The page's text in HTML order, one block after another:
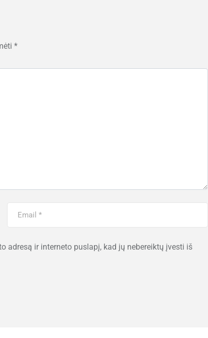
*
adresą ir interneto puslapį, kad jų nebereiktų įvesti iš